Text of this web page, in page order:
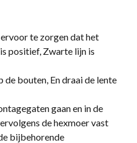
te zorgen dat het
positief, Zwarte lijn is
de bouten, En draai de lente
gaan en in de
de hexmoer vast
bijbehorende